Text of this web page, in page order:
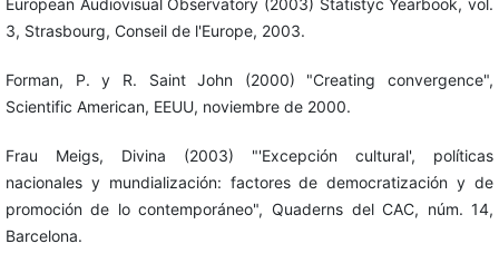
3, Strasbourg, Conseil de l'Europe, 2003.
Forman, P. y R. Saint John (2000) "Creating convergence",
Scientific American, EEUU, noviembre de 2000.
Frau Meigs, Divina (2003) "'Excepción cultural', políticas
nacionales y mundialización: factores de democratización y de
promoción de lo contemporáneo", Quaderns del CAC, núm. 14,
Barcelona.